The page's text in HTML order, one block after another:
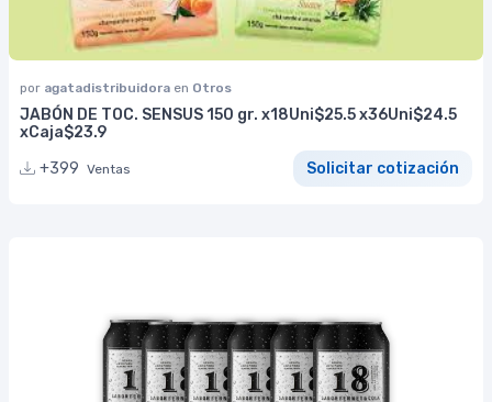
por agatadistribuidora en Otros
JABÓN DE TOC. SENSUS 150 gr. x18Uni$25.5 x36Uni$24.5
xCaja$23.9
+399 Ventas Solicitar cotización